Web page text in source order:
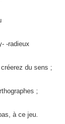
-radieux
du sens ;
;
à ce jeu.